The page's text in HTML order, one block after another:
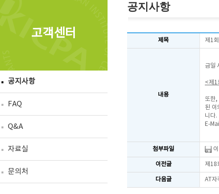
고객센터
공지사항
FAQ
Q&A
자료실
문의처
공지사항
제목 제1
내용
금일
<제1
또한,
된 이
니다.
E-
첨부파일
이전글 제18
다음글 AT자